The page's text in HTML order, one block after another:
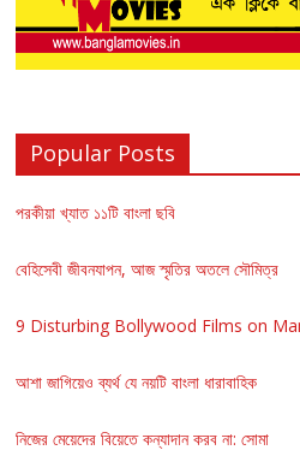
Popular Posts
পরকীয়া খ্যাত ১১টি বাংলা ছবি
বেহিসেবী জীবনযাপন, আজ স্মৃতির অতলে সৌমিত্র
9 Disturbing Bollywood Films on
আশা জাগিয়েও ব্যর্থ যে নয়টি বাংলা ধারাবাহিক
নিজের মেয়েদের বিয়েতে কন্যাদান করব না: সোমা